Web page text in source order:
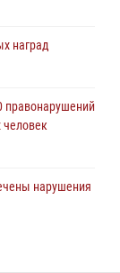
наград
правонарушений
человек
нарушения